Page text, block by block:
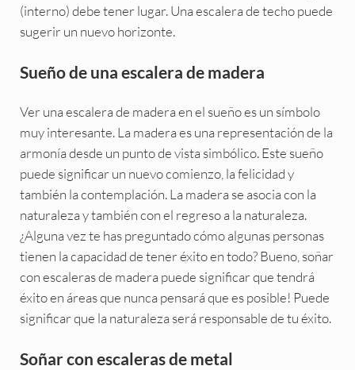
(interno) debe tener lugar. Una escalera de techo puede
sugerir un nuevo horizonte.
Sueño de una escalera de madera
Ver una escalera de madera en el sueño es un símbolo
muy interesante. La madera es una representación de la
armonía desde un punto de vista simbólico. Este sueño
puede significar un nuevo comienzo, la felicidad y
también la contemplación. La madera se asocia con la
naturaleza y también con el regreso a la naturaleza.
¿Alguna vez te has preguntado cómo algunas personas
tienen la capacidad de tener éxito en todo? Bueno, soñar
con escaleras de madera puede significar que tendrá
éxito en áreas que nunca pensará que es posible! Puede
significar que la naturaleza será responsable de tu éxito.
Soñar con escaleras de metal